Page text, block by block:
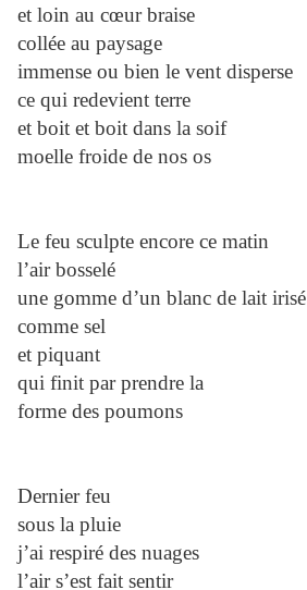
et loin au cœur braise
collée au paysage
immense ou bien le vent disperse
ce qui redevient terre
et boit et boit dans la soif
moelle froide de nos os
Le feu sculpte encore ce matin
l’air bosselé
une gomme d’un blanc de lait irisé
comme sel
et piquant
qui finit par prendre la
forme des poumons
Dernier feu
sous la pluie
j’ai respiré des nuages
l’air s’est fait sentir